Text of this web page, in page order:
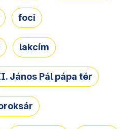
foci
lakcím
János Pál pápa tér